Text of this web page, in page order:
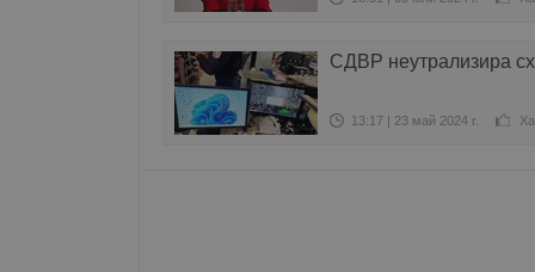
СДВР неутрализира
13:17 | 23 май 2024 г.